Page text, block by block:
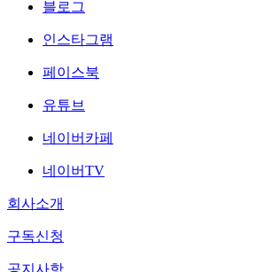
블로그
인스타그램
페이스북
유튜브
네이버카페
네이버TV
회사소개
구독신청